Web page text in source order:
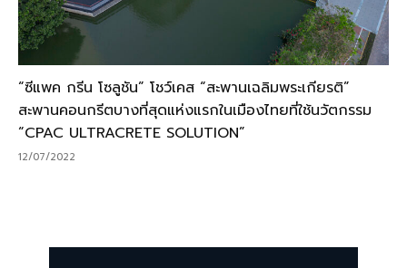
“ซีแพค กรีน โซลูชัน” โชว์เคส “สะพานเฉลิมพระเกียรติ”
สะพานคอนกรีตบางที่สุดแห่งแรกในเมืองไทยที่ใช้นวัตกรรม
“CPAC ULTRACRETE SOLUTION”
12/07/2022